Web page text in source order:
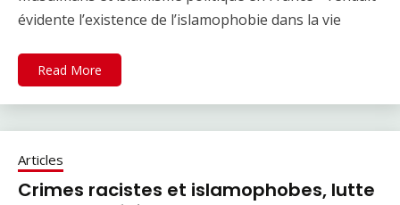
évidente l’existence de l’islamophobie dans la vie
Read More
Articles
Crimes racistes et islamophobes, lutte